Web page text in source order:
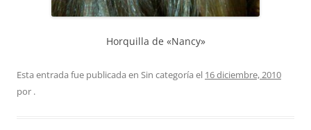
Horquilla de «Nancy»
Esta entrada fue publicada en Sin categoría el 16 diciembre, 2010
por .